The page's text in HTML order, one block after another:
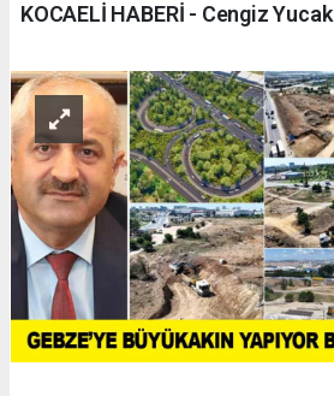
KOCAELİ HABERİ - Cengiz Yucak